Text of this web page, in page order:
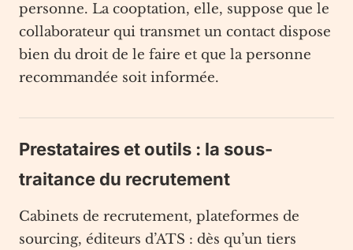
personne. La cooptation, elle, suppose que le
collaborateur qui transmet un contact dispose
bien du droit de le faire et que la personne
recommandée soit informée.
Prestataires et outils : la sous-
traitance du recrutement
Cabinets de recrutement, plateformes de
sourcing, éditeurs d’ATS : dès qu’un tiers